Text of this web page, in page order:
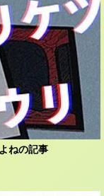
ねの記事